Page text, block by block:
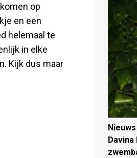
op
en een
helemaal te
in elke
Kijk dus maar
Nieuws